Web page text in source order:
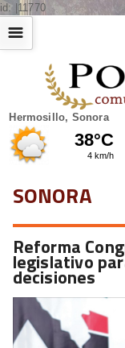
id: |11770
Hermosillo, Sonora
☰
SONORA
Reforma
legislativo
decisiones